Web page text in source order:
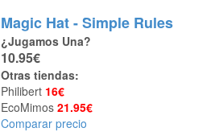
Magic Hat - Simple Rules
¿Jugamos Una?
10.95€
Otras tiendas:
Philibert 16€
EcoMimos 21.95€
Comparar precio